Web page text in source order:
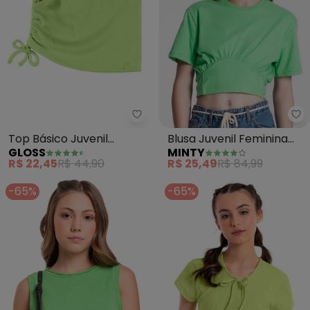
Gloss - Top Básico Juvenil
Top Básico Juvenil
(Verde)
GLOSS
R$ 22,45R$ 44,90
Blusa Juvenil Feminina
(Verde)
MINTY
R$ 25,49R$ 84,99
-65%
-65%